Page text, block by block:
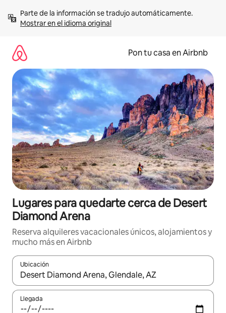
contenidoMostrar en el idioma original
Pon tu casa en Airbnb
Lugares para quedarte cerca de Desert
Diamond Arena
Reserva alquileres vacacionales únicos, alojamientos y
mucho más en Airbnb
Ubicación
Cuando los resultados estén disponibles, navega con las
Llegada